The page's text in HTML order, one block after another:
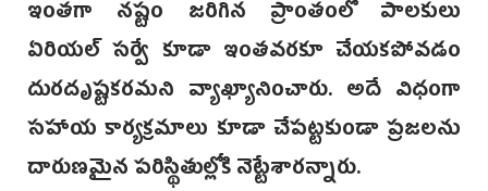
ఇంతగా నష్టం జరిగిన ప్రాంతంలో‌ పాలకులు
ఏరియల్ సర్వే కూడా ఇంతవరకూ చేయకపోవడం
దురదృష్టకరమని వ్యాఖ్యానించారు. అదే విధంగా
సహాయ కార్యక్రమాలు కూడా చేపట్టకుండా ప్రజలను
దారుణమైన పరిస్థితుల్లోకి నెట్టేశారన్నారు.